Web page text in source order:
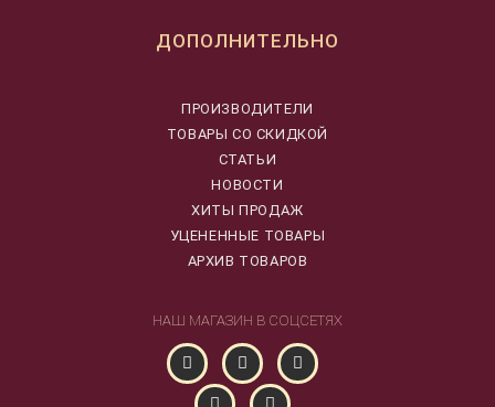
ДОПОЛНИТЕЛЬНО
ПРОИЗВОДИТЕЛИ
ТОВАРЫ СО СКИДКОЙ
СТАТЬИ
НОВОСТИ
ХИТЫ ПРОДАЖ
УЦЕНЕННЫЕ ТОВАРЫ
АРХИВ ТОВАРОВ
НАШ МАГАЗИН В СОЦСЕТЯХ